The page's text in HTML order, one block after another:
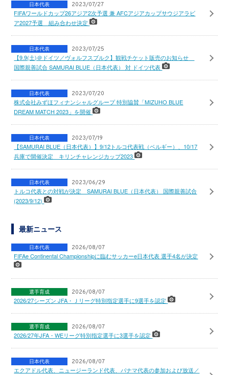
日本代表 2023/07/27
FIFAワールドカップ26アジア2次予選 兼 AFCアジアカップサウジアラビ
ア2027予選 組み合わせ決定
日本代表 2023/07/25
【9.9(土)＠ドイツ／ヴォルフスブルク】観戦チケット販売のお知らせ
国際親善試合 SAMURAI BLUE（日本代表） 対 ドイツ代表
日本代表 2023/07/20
株式会社みずほフィナンシャルグループ 特別協賛「MIZUHO BLUE
DREAM MATCH 2023」を開催
日本代表 2023/07/19
【SAMURAI BLUE（日本代表）】9/12トルコ代表戦（ベルギー）、10/17
兵庫で開催決定 キリンチャレンジカップ2023
日本代表 2023/06/29
トルコ代表との対戦が決定 SAMURAI BLUE（日本代表） 国際親善試合
(2023/9/12)
最新ニュース
日本代表 2026/08/07
FIFAe Continental Championshipに臨むサッカーe日本代表 選手4名が決定
選手育成 2026/08/07
2026/27シーズン JFA・Ｊリーグ特別指定選手に9選手を認定
選手育成 2026/08/07
2026/27年JFA・WEリーグ特別指定選手に3選手を認定
日本代表 2026/08/07
エクアドル代表、ニュージーランド代表、パナマ代表の参加および放送／